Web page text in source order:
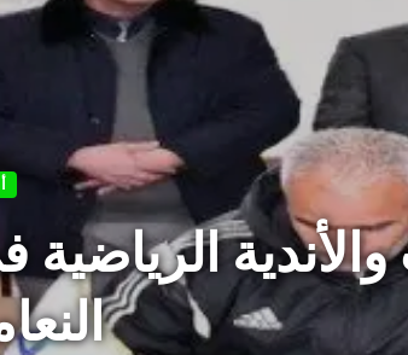
الرياضية